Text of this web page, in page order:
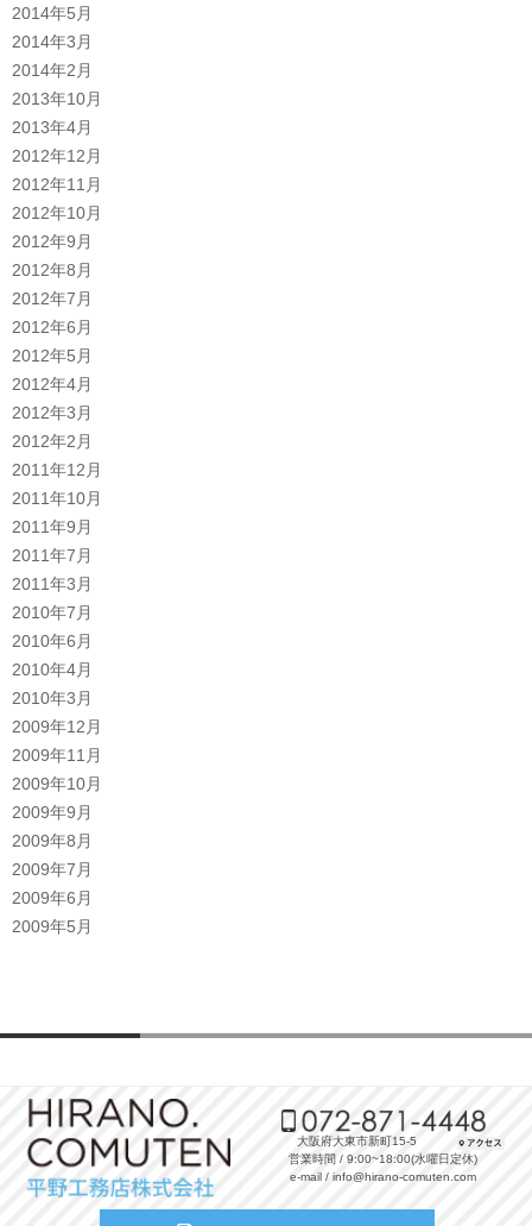
2014年5月
2014年3月
2014年2月
2013年10月
2013年4月
2012年12月
2012年11月
2012年10月
2012年9月
2012年8月
2012年7月
2012年6月
2012年5月
2012年4月
2012年3月
2012年2月
2011年12月
2011年10月
2011年9月
2011年7月
2011年3月
2010年7月
2010年6月
2010年4月
2010年3月
2009年12月
2009年11月
2009年10月
2009年9月
2009年8月
2009年7月
2009年6月
2009年5月
大阪府大東市新町15-5
営業時間 / 9:00~18:00(水曜日定休)
e-mail / info@hirano-comuten.com